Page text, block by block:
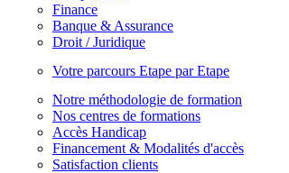
Finance
Banque & Assurance
Droit / Juridique
Votre parcours Etape par Etape
Notre méthodologie de formation
Nos centres de formations
Accès Handicap
Financement & Modalités d'accès
Satisfaction clients